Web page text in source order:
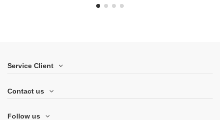
Service Client
Contact us
Follow us